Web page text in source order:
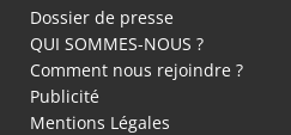
Dossier de presse
QUI SOMMES-NOUS ?
Comment nous rejoindre ?
Publicité
Mentions Légales